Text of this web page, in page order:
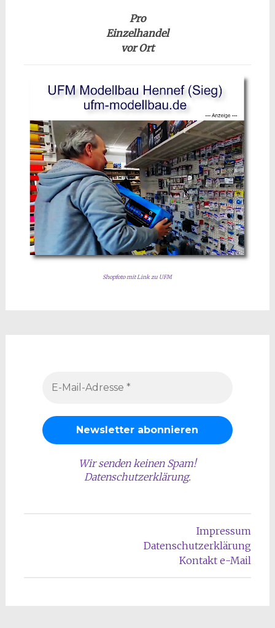
Pro
Einzelhandel
vor Ort
Shopfoto mit Link zu UFM
Wir senden keinen Spam!
Datenschutzerklärung.
Impressum
Datenschutzerklärung
Kontakt e-Mail